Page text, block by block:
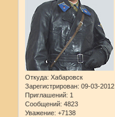
Откуда: Хабаровск
Зарегистрирован: 09-03-2012
Приглашений: 1
Сообщений: 4823
Уважение: +7138